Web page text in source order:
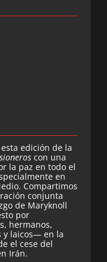
edición de la
con una
la paz en todo el
en
Compartimos
conjunta
de Maryknoll
por
hermanos,
y laicos— en la
el cese del
Irán.